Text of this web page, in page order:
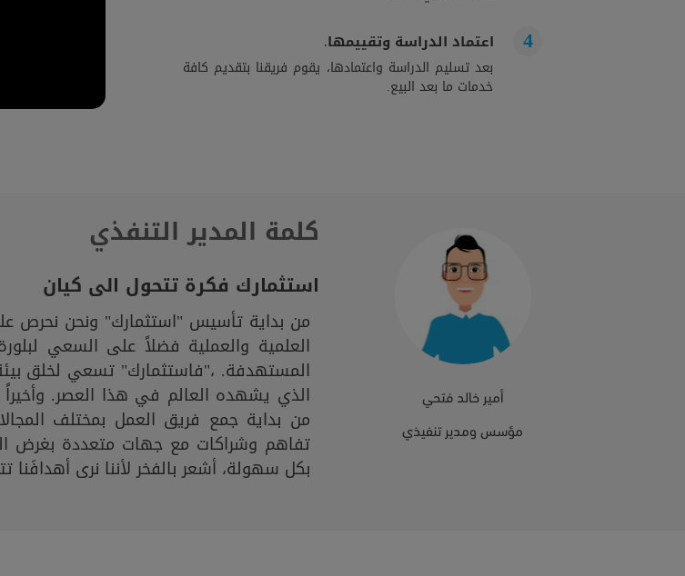
اعتماد الدراسة وتقييمها.
بعد تسليم الدراسة واعتمادها، يقوم فريقنا بتقديم كافة
خدمات ما بعد البيع.
أمير خالد فتحي
مؤسس ومدير تنفيذي
كلمة المدير التنفذي
استثمارك فكرة تتحول الى كيان
من بداية تأسيس "استثمارك" ونحن نحرص
العلمية والعملية فضلاً على السعي
المستهدفة. ،"فاستثمارك" تسعي لخلق
الذي يشهده العالم في هذا العصر.
من بداية جمع فريق العمل بمختلف
تفاهم وشراكات مع جهات متعددة بغرض
بكل سهولة، أشعر بالفخر لأننا نرى